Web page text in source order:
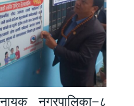
नगरपालिका–८